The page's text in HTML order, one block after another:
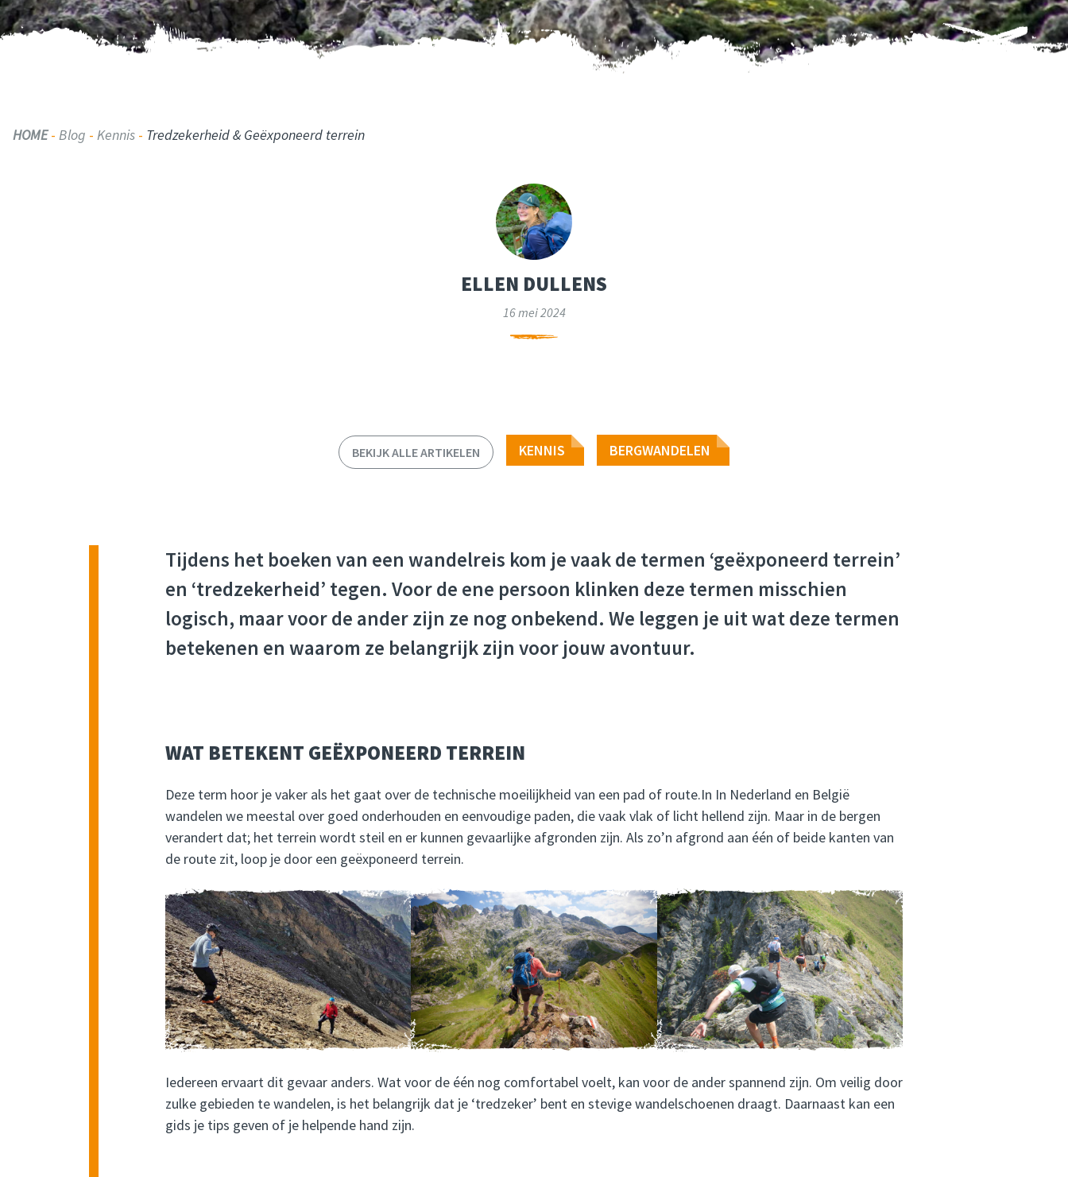
HOME- Blog - Kennis - Tredzekerheid & Geëxponeerd terrein
ELLEN DULLENS
16 mei 2024
BEKIJK ALLE ARTIKELEN KENNIS BERGWANDELEN
Tijdens het boeken van een wandelreis kom je vaak de termen ‘geëxponeerd terrein’
en ‘tredzekerheid’ tegen. Voor de ene persoon klinken deze termen misschien
logisch, maar voor de ander zijn ze nog onbekend. We leggen je uit wat deze termen
betekenen en waarom ze belangrijk zijn voor jouw avontuur.
WAT BETEKENT GEËXPONEERD TERREIN
Deze term hoor je vaker als het gaat over de technische moeilijkheid van een pad of route.In In Nederland en België
wandelen we meestal over goed onderhouden en eenvoudige paden, die vaak vlak of licht hellend zijn. Maar in de bergen
verandert dat; het terrein wordt steil en er kunnen gevaarlijke afgronden zijn. Als zo’n afgrond aan één of beide kanten van
de route zit, loop je door een geëxponeerd terrein.
Iedereen ervaart dit gevaar anders. Wat voor de één nog comfortabel voelt, kan voor de ander spannend zijn. Om veilig door
zulke gebieden te wandelen, is het belangrijk dat je ‘tredzeker’ bent en stevige wandelschoenen draagt. Daarnaast kan een
gids je tips geven of je helpende hand zijn.